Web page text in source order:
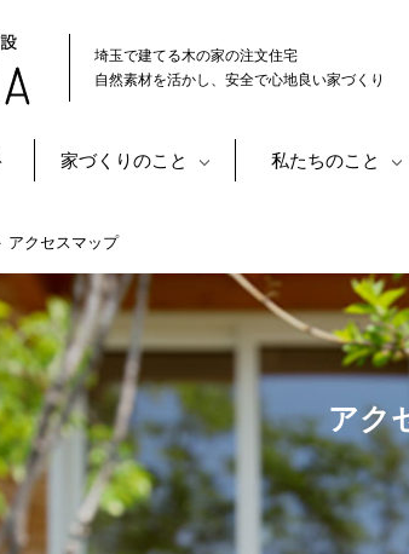
埼玉で建てる木の家の注文住宅
自然素材を活かし、安全で心地良い家づくり
家づくりのこと 私たちのこと
アクセスマップ
アク